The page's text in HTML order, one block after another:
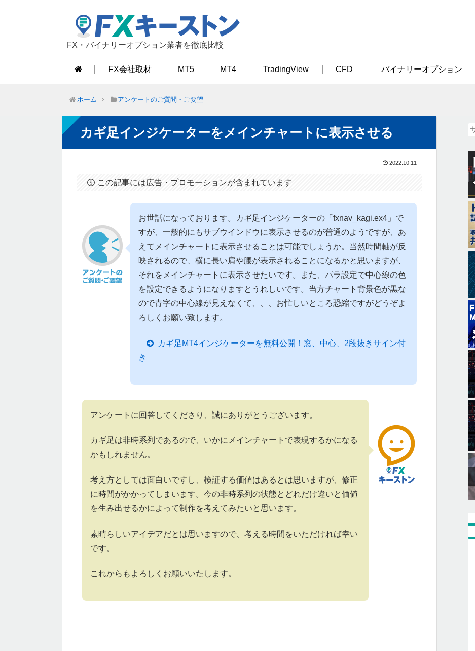
FX・バイナリーオプション業者を徹底比較
FX会社取材 MT5 MT4 TradingView CFD バイナリーオプション
ホーム アンケートのご質問・ご要望
カギ足インジケーターをメインチャートに表示させる
2022.10.11
この記事には広告・プロモーションが含まれています
お世話になっております。カギ足インジケーターの「fxnav_kagi.ex4」で
すが、一般的にもサブウインドウに表示させるのが普通のようですが、あ
えてメインチャートに表示させることは可能でしょうか。当然時間軸が反
映されるので、横に長い肩や腰が表示されることになるかと思いますが、
それをメインチャートに表示させたいです。また、パラ設定で中心線の色
を設定できるようになりますとうれしいです。当方チャート背景色が黒な
ので青字の中心線が見えなくて、、、お忙しいところ恐縮ですがどうぞよ
ろしくお願い致します。
カギ足MT4インジケーターを無料公開！窓、中心、2段抜きサイン付
き
アンケートに回答してくださり、誠にありがとうございます。
カギ足は非時系列であるので、いかにメインチャートで表現するかになる
かもしれません。
考え方としては面白いですし、検証する価値はあるとは思いますが、修正
に時間がかかってしまいます。今の非時系列の状態とどれだけ違いと価値
を生み出せるかによって制作を考えてみたいと思います。
素晴らしいアイデアだとは思いますので、考える時間をいただければ幸い
です。
これからもよろしくお願いいたします。